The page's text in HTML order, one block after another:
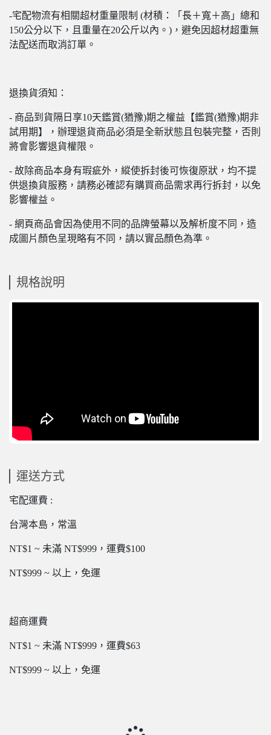
-宅配物流有相關超材重量限制 (材積：「長＋寬＋高」總和
150公分以下，且重量在20公斤以內。)，避免因超材超重無
法配送而取消訂單。
退換貨須知：
- 商品到貨隔日享10天鑑賞(猶豫)期之權益【鑑賞(猶豫)期非
試用期】，辦理退貨商品必須是全新狀態且包裝完整，否則
將會影響退貨權限。
- 故除商品本身有瑕疵外，縱使拆封後可恢復原狀，均不提
供退換貨服務，請務必確認有購買商品需求再行拆封，以免
影響權益。
- 網頁商品會因為使用不同的品牌螢幕以及解析度不同，造
成圖片顏色呈現略有不同，請以實品顏色為準。
規格說明
運送方式
宅配運費 :
台灣本島，常溫
NT$1 ~ 未滿 NT$999，運費$100
NT$999 ~ 以上，免運
超商運費
NT$1 ~ 未滿 NT$999，運費$63
NT$999 ~ 以上，免運